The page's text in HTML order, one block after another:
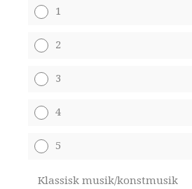
1
2
3
4
5
Klassisk musik/konstmusik